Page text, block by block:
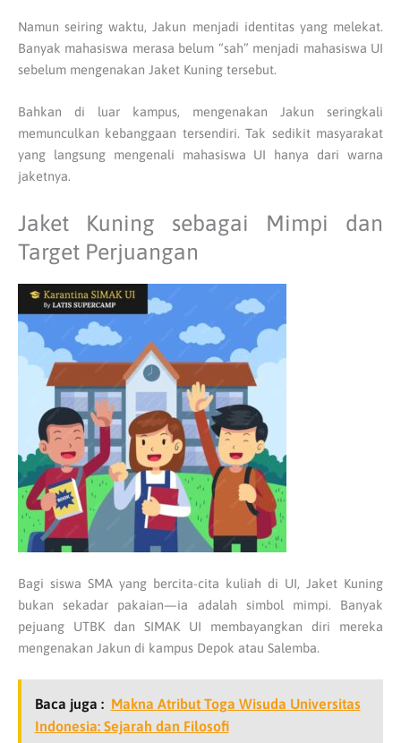
Namun seiring waktu, Jakun menjadi identitas yang melekat.
Banyak mahasiswa merasa belum “sah” menjadi mahasiswa UI
sebelum mengenakan Jaket Kuning tersebut.
Bahkan di luar kampus, mengenakan Jakun seringkali
memunculkan kebanggaan tersendiri. Tak sedikit masyarakat
yang langsung mengenali mahasiswa UI hanya dari warna
jaketnya.
Jaket Kuning sebagai Mimpi dan
Target Perjuangan
Bagi siswa SMA yang bercita-cita kuliah di UI, Jaket Kuning
bukan sekadar pakaian—ia adalah simbol mimpi. Banyak
pejuang UTBK dan SIMAK UI membayangkan diri mereka
mengenakan Jakun di kampus Depok atau Salemba.
Baca juga : Makna Atribut Toga Wisuda Universitas
Indonesia: Sejarah dan Filosofi